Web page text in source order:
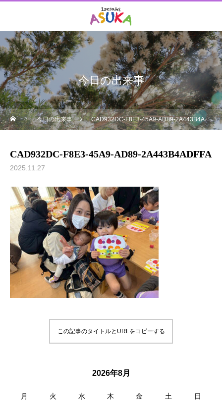
今日の出来事
今日の出来事 CAD932DC-F8E3-45A9-AD89-2A443B4ADFFA
CAD932DC-F8E3-45A9-AD89-2A443B4ADFFA
2025.11.27
この記事のタイトルとURLをコピーする
2026年8月
月 火 水 木 金 土 日